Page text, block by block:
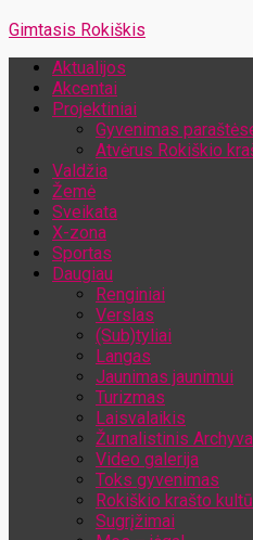
Gimtasis Rokiškis
Aktualijos
Akcentai
Projektiniai
Gyvenimas
Atvėrus Rokiškio
Valdžia
Žemė
Sveikata
X-zona
Sportas
Daugiau
Renginiai
Verslas
(Sub)tyliai
Langas
Jaunimas jaunimui
Turizmas
Laisvalaikis
Žurnalistinis
Video galerija
Toks gyvenimas
Rokiškio krašto
Sugrįžimai